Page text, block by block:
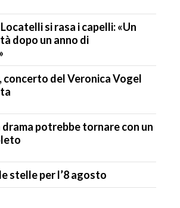
si rasa i capelli: «Un
dopo un anno di
concerto del Veronica Vogel
drama potrebbe tornare con un
stelle per l’8 agosto